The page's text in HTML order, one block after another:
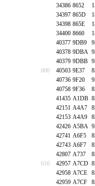
34386 8652
34397 865D
34398 865E
34400 8660
40377 9DB9
40378 9DBA
40379 9DBB
600
40503 9E37
40736 9F20
40758 9F36
41435 A1DB
42151 A4A7
42153 A4A9
42426 A5BA
42741 A6F5
42743 A6F7
42807 A737
610
42957 A7CD
42958 A7CE
42959 A7CF